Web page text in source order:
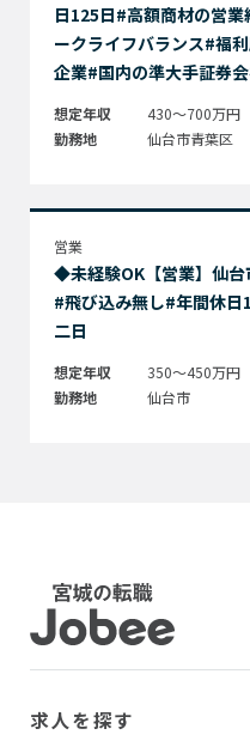
日125日#高額商材の営
ークライフバランス#福
企業#国内の準大手証券
想定年収
430～700万円
勤務地
仙台市青葉区
営業
◆未経験OK【営業】仙台
#飛び込み無し#年間休
二日
想定年収
350～450万円
勤務地
仙台市
求人を探す